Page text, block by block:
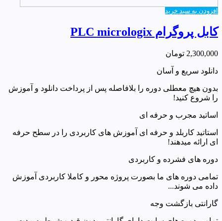
افزودن به سبد خرید
کابل پروگرام PLC micrologix
2,300,000 تومان
دانلود سریع و آسان
بدون هیچ معطلی دوره را بلافاصله پس از پرداخت دانلود و آموزش
را شروع کنید!
اساتید مجرب و حرفه ای
استاتید کاربلد و حرفه ای آموزش های کاربردی را در سطح حرفه
ای ارائه میدهند!
دوره های فشرده و کاربردی
تمامی دوره های ما بصورت پروژه محور و کاملا کاربردی آموزش
داده می شوند...
گارانتی بازگشت وجه